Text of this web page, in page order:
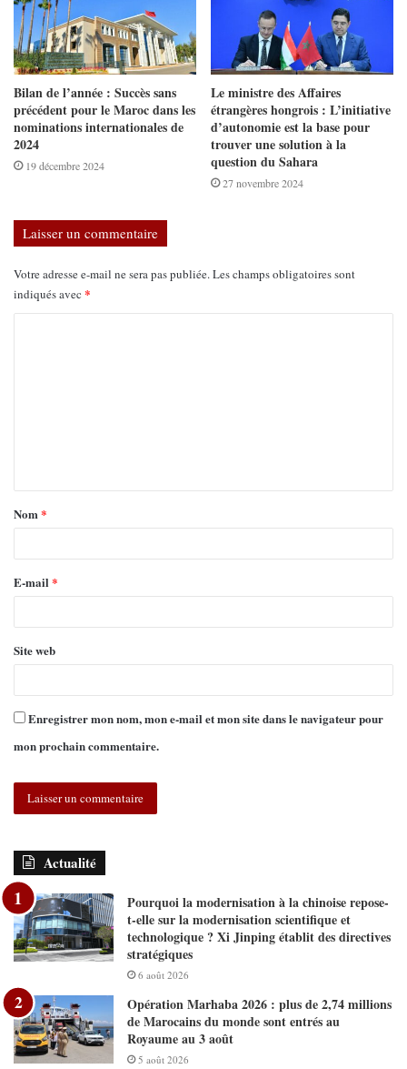
Bilan de l’année : Succès sans
précédent pour le Maroc dans les
nominations internationales de
2024
19 décembre 2024
Le ministre des Affaires
étrangères hongrois : L’initiative
d’autonomie est la base pour
trouver une solution à la
question du Sahara
27 novembre 2024
Laisser un commentaire
Votre adresse e-mail ne sera pas publiée.Les champs obligatoires sont
indiqués avec *
Nom*
E-mail *
Site web
Enregistrer mon nom, mon e-mail et mon site dans le navigateur pour
mon prochain commentaire.
Actualité
Pourquoi la modernisation à la chinoise repose-
t-elle sur la modernisation scientifique et
technologique ? Xi Jinping établit des directives
stratégiques
6 août 2026
Opération Marhaba 2026 : plus de 2,74 millions
de Marocains du monde sont entrés au
Royaume au 3 août
5 août 2026